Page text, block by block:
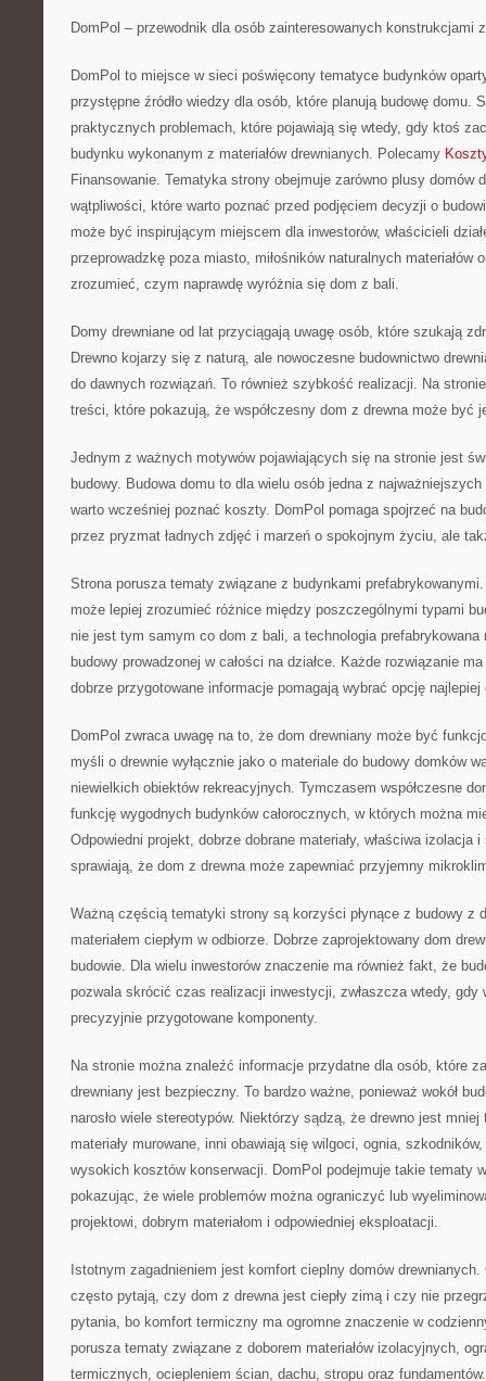
DomPol – przewodnik dla osób zainteresowanych konstrukcjami
DomPol to miejsce w sieci poświęcony tematyce budynków
przystępne źródło wiedzy dla osób, które planują budowę domu.
praktycznych problemach, które pojawiają się wtedy, gdy ktoś
budynku wykonanym z materiałów drewnianych. Polecamy
Finansowanie. Tematyka strony obejmuje zarówno plusy domów
wątpliwości, które warto poznać przed podjęciem decyzji o
może być inspirującym miejscem dla inwestorów, właścicieli
przeprowadzkę poza miasto, miłośników naturalnych
zrozumieć, czym naprawdę wyróżnia się dom z bali.
Domy drewniane od lat przyciągają uwagę osób, które szukają
Drewno kojarzy się z naturą, ale nowoczesne budownictwo
do dawnych rozwiązań. To również szybkość realizacji. Na
treści, które pokazują, że współczesny dom z drewna może być
Jednym z ważnych motywów pojawiających się na stronie jest
budowy. Budowa domu to dla wielu osób jedna z
warto wcześniej poznać koszty. DomPol pomaga spojrzeć na
przez pryzmat ładnych zdjęć i marzeń o spokojnym życiu, ale
Strona porusza tematy związane z budynkami
może lepiej zrozumieć różnice między poszczególnymi typami
nie jest tym samym co dom z bali, a technologia prefabrykowana
budowy prowadzonej w całości na działce. Każde rozwiązanie
dobrze przygotowane informacje pomagają wybrać opcję
DomPol zwraca uwagę na to, że dom drewniany może być
myśli o drewnie wyłącznie jako o materiale do budowy domków
niewielkich obiektów rekreacyjnych. Tymczasem współczesne
funkcję wygodnych budynków całorocznych, w których można
Odpowiedni projekt, dobrze dobrane materiały, właściwa izolacja
sprawiają, że dom z drewna może zapewniać przyjemny
Ważną częścią tematyki strony są korzyści płynące z budowy z
materiałem ciepłym w odbiorze. Dobrze zaprojektowany dom
budowie. Dla wielu inwestorów znaczenie ma również fakt, że
pozwala skrócić czas realizacji inwestycji, zwłaszcza wtedy, gdy
precyzyjnie przygotowane komponenty.
Na stronie można znaleźć informacje przydatne dla osób, które
drewniany jest bezpieczny. To bardzo ważne, ponieważ wokół
narosło wiele stereotypów. Niektórzy sądzą, że drewno jest mniej
materiały murowane, inni obawiają się wilgoci, ognia,
wysokich kosztów konserwacji. DomPol podejmuje takie tematy
pokazując, że wiele problemów można ograniczyć lub
projektowi, dobrym materiałom i odpowiedniej eksploatacji.
Istotnym zagadnieniem jest komfort cieplny domów
często pytają, czy dom z drewna jest ciepły zimą i czy nie
pytania, bo komfort termiczny ma ogromne znaczenie w
porusza tematy związane z doborem materiałów izolacyjnych,
termicznych, ociepleniem ścian, dachu, stropu oraz